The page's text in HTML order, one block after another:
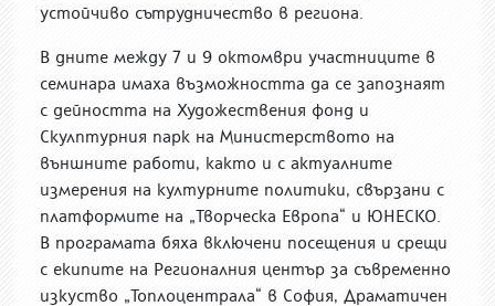
устойчиво сътрудничество в региона.
В дните между 7 и 9 октомври участниците в
семинара имаха възможността да се запознаят
с дейността на Художествения фонд и
Скулптурния парк на Министерството на
външните работи, както и с актуалните
измерения на културните политики, свързани с
платформите на „Творческа Европа“ и ЮНЕСКО.
В програмата бяха включени посещения и срещи
с екипите на Регионалния център за съвременно
изкуство „Топлоцентрала“ в София, Драматичен